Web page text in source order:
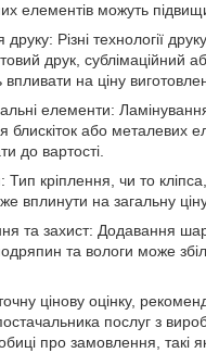
елементів можуть
друку: Різні технології
друк, сублімаційний
на ціну
елементи:
блискіток або металевих
до вартості.
Тип кріплення, чи то
вплинути на загальну
та захист: Додавання
та вологи може
цінову оцінку,
послуг з
про замовлення, такі як